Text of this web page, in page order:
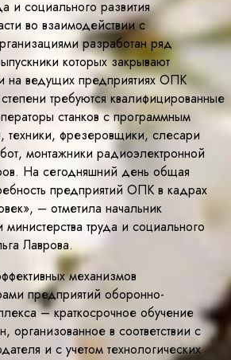
и социального развития
во взаимодействии с
разработан ряд
которых закрывают
на ведущих предприятиях ОПК
требуются квалифицированные
станков с программным
техники, фрезеровщики, слесари
монтажники радиоэлектронной
На сегодняшний день общая
предприятий ОПК в кадрах
– отметила начальник
министерства труда и социального
Лаврова.
механизмов
предприятий оборонно-
– краткосрочное обучение
организованное в соответствии с
и с учетом технологических